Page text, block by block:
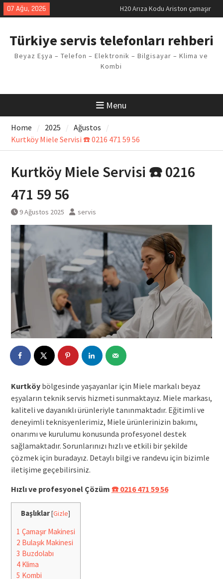
Skip
to
07 Ağu, 2026
LG kombi E2 Arızası Çözümü
Arçelik buzdolabı F5 Hatası
Vaillant çamaşır makinesi E03
Arıza Kodu
Ferroli klima E3 Arızası Çözümü
Türkiye servis telefonları rehberi
Beyaz Eşya – Telefon – Elektronik – Bilgisayar – Klima ve
Kombi
Menu
Home 2025
Ağustos
Kurtköy Miele Servisi ☎️ 0216 471 59 56
Kurtköy Miele Servisi ☎️ 0216
471 59 56
9 Ağustos 2025 servis
Kurtköybölgesinde yaşayanlar için Miele markalı beyaz
eşyaların teknik servis hizmeti sunmaktayız. Miele markası,
kaliteli ve dayanıklı ürünleriyle tanınmaktadır. Eğitimli ve
deneyimli teknisyenlerimiz, Miele ürünlerinizin bakımı,
onarımı ve kurulumu konusunda profesyonel destek
sağlamaktadır. Sorunlarınızı hızlı ve etkili bir şekilde
çözmek için buradayız. Detaylı bilgi ve randevu için bizimle
iletişime geçebilirsiniz.
Hızlı ve profesyonel Çözüm ☎️ 0216 471 59 56
Başlıklar[Gizle]
1 Çamaşır Makinesi
2 Bulaşık Makinesi
3 Buzdolabı
4Klima
5 Kombi